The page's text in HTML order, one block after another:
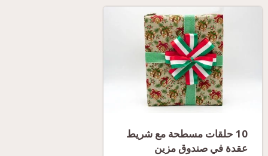
10 حلقات مسطحة مع شريط
عقدة في صندوق مزين